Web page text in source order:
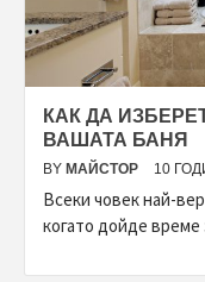
КАК ДА
ВАШАТА БАНЯ
BY МАЙСТОР 10
Всеки човек най-
когато дойде време